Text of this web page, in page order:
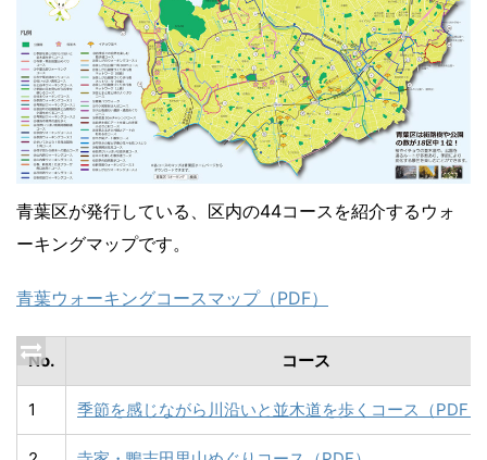
青葉区が発行している、区内の44コースを紹介するウォ
ーキングマップです。
青葉ウォーキングコースマップ（PDF）
No. コース
1 季節を感じながら川沿いと並木道を歩くコース（PDF）